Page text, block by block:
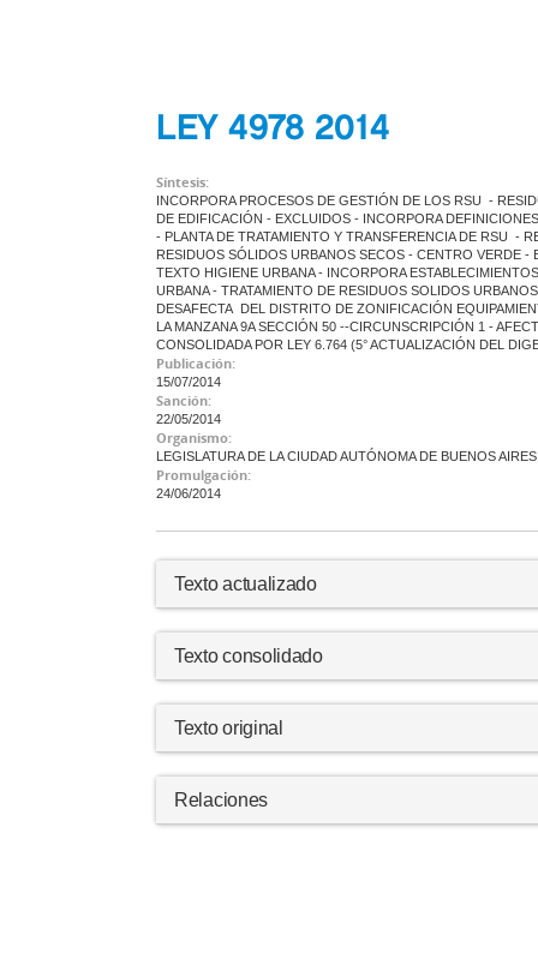
LEY 4978 2014
Síntesis:
INCORPORA PROCESOS DE GESTIÓN DE LOS RSU -
DE EDIFICACIÓN - EXCLUIDOS - INCORPORA
- PLANTA DE TRATAMIENTO Y TRANSFERENCIA DE RSU -
RESIDUOS SÓLIDOS URBANOS SECOS - CENTRO VERDE
TEXTO HIGIENE URBANA - INCORPORA
URBANA - TRATAMIENTO DE RESIDUOS SOLIDOS
DESAFECTA DEL DISTRITO DE ZONIFICACIÓN
LA MANZANA 9A SECCIÓN 50 --CIRCUNSCRIPCIÓN 1 -
CONSOLIDADA POR LEY 6.764 (5° ACTUALIZACIÓN DEL
Publicación:
15/07/2014
Sanción:
22/05/2014
Organismo:
LEGISLATURA DE LA CIUDAD AUTÓNOMA DE BUENOS AIRES
Promulgación:
24/06/2014
Texto actualizado
Texto consolidado
Texto original
Relaciones